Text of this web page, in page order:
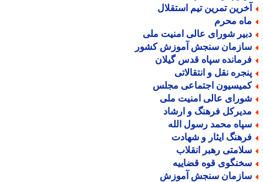
تمرین تیم استقلال
محرم
شورای عالی امنیت ملی
سنجش آموزش کشور
سپاه قدس گیلان
نقل و انتقالاتی
اجتماعی مجلس
عالی امنیت ملی
فرهنگ و ارشاد
محمد رسول الله
ایثار و شهادت
رهبر انقلاب
قوه قضاییه
سنجش آموزش